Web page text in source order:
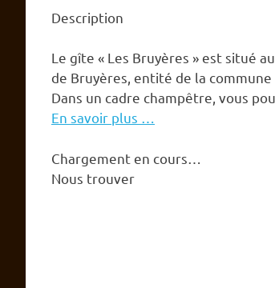
Description
Le gîte « Les Bruyères » est situé
de Bruyères, entité de la commune
Dans un cadre champêtre, vous
En savoir plus …
Chargement en cours…
Nous trouver